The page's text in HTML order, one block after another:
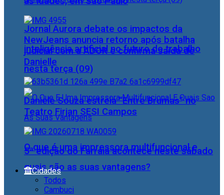
Jornal Aurora debate os impactos da
inteligência artificial no futuro do trabalho
nesta terça (09)
O que é uma impressora multifuncional e
quais são as suas vantagens?
NewJeans anuncia retorno após batalha
judicial com a ADOR e confirma saída de
Danielle
Daniele Souza estreia “Entre Brumas” no
Teatro Firjan SESI Campos
5ª edição do Farraiá acontece neste sábado
Cidades
Todos
Cambuci